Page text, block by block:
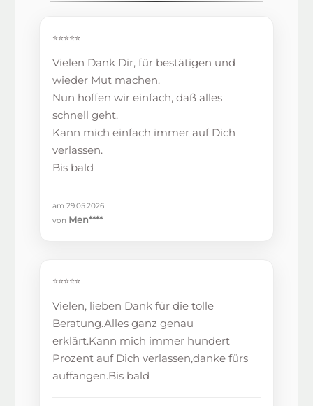
⭐⭐⭐⭐⭐
Vielen Dank Dir, für bestätigen und
wieder Mut machen.
Nun hoffen wir einfach, daß alles
schnell geht.
Kann mich einfach immer auf Dich
verlassen.
Bis bald
am 29.05.2026
von Men****
⭐⭐⭐⭐⭐
Vielen, lieben Dank für die tolle
Beratung.Alles ganz genau
erklärt.Kann mich immer hundert
Prozent auf Dich verlassen,danke fürs
auffangen.Bis bald